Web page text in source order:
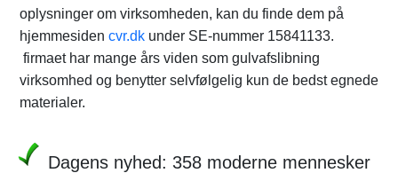
oplysninger om virksomheden, kan du finde dem på
hjemmesiden cvr.dk under SE-nummer 15841133.
firmaet har mange års viden som gulvafslibning
virksomhed og benytter selvfølgelig kun de bedst egnede
materialer.
Dagens nyhed: 358 moderne mennesker